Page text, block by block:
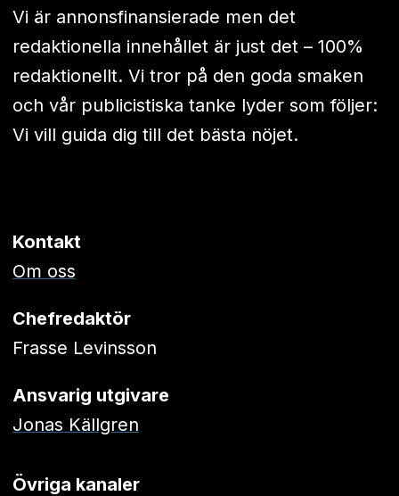
Vi är annonsfinansierade men det
redaktionella innehållet är just det – 100%
redaktionellt. Vi tror på den goda smaken
och vår publicistiska tanke lyder som följer:
Vi vill guida dig till det bästa nöjet.
Kontakt
Om oss
Chefredaktör
Frasse Levinsson
Ansvarig utgivare
Jonas Källgren
Övriga kanaler